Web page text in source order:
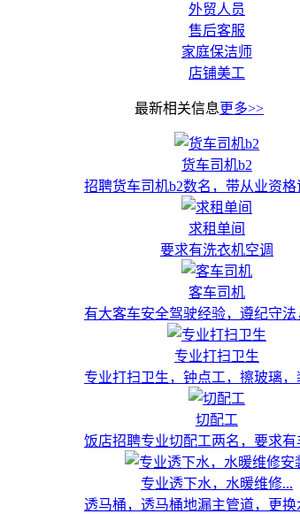
外贸人员
售后客服
家庭保洁师
店铺美工
最新相关信息更多>>
货车司机b2
招聘货车司机b2数名，带从业资格
求租单间
要求有洗衣机空调
客车司机
有大客车安全驾驶经验，遵纪守法
专业打扫卫生
专业打扫卫生，钟点工，擦玻璃，
切配工
饭店招聘专业切配工两名，要求有
专业透下水，水暖维修...
透马桶，透马桶地漏主管道，更换